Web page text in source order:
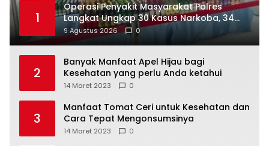
1
Operasi Penyakit Masyarakat Polres
Langkat Ungkap 30 Kasus Narkoba, 34
Tersangka Diamankan
9 Agustus 2026 0
2
Banyak Manfaat Apel Hijau bagi
Kesehatan yang perlu Anda ketahui
14 Maret 2023 0
3
Manfaat Tomat Ceri untuk Kesehatan dan
Cara Tepat Mengonsumsinya
14 Maret 2023 0